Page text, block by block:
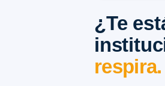
¿Te
respira.